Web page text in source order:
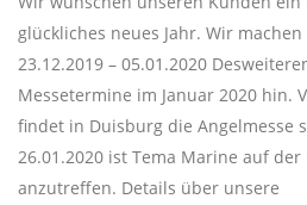
glückliches neues Jahr. Wir
23.12.2019 – 05.01.2020
Messetermine im Januar 2020 hin.
findet in Duisburg die Angelmesse
26.01.2020 ist Tema Marine auf
anzutreffen. Details über unsere